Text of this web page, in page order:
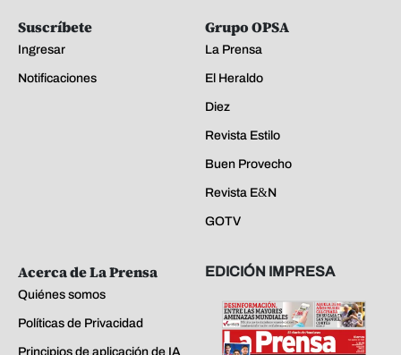
Suscríbete
Ingresar
Notificaciones
Grupo OPSA
La Prensa
El Heraldo
Diez
Revista Estilo
Buen Provecho
Revista E&N
GOTV
Acerca de La Prensa
Quiénes somos
Políticas de Privacidad
Principios de aplicación de IA
EDICIÓN IMPRESA